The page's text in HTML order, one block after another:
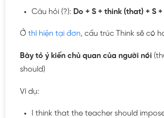
Câu hỏi (?): Do + S + think (that) + S +
Ở thì hiện tại đơn, cấu trúc Think sẽ có
Bày tỏ ý kiến chủ quan của người nói
should)
Ví dụ:
I think that the teacher should